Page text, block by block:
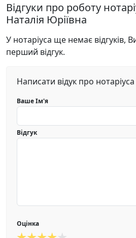
Відгуки про роботу
Наталія Юріївна
У нотаріуса ще немає відгуків,
перший відгук.
Написати відук про нотаріуса
Ваше Ім'я
Відгук
Оцінка